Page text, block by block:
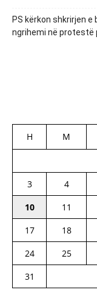
PS kërkon shkrirjen
ngrihemi në protestë
H M
3
4
10
11
17
18
24
25
31